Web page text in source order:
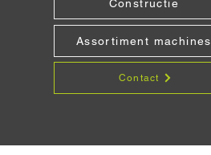
Constructie
Assortiment machines
Contact